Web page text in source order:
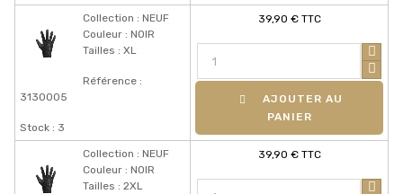
Collection : NEUF
Couleur : NOIR
Tailles : XL
Référence :
3130005
Stock : 3
39,90 € TTC
PANIER
Collection : NEUF
Couleur : NOIR
Tailles : 2XL
39,90 € TTC